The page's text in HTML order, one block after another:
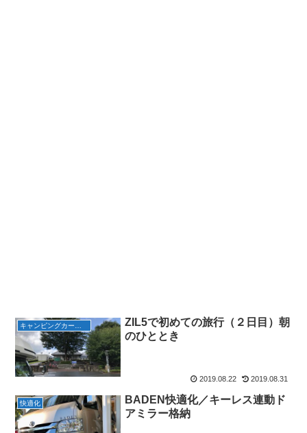
ZIL5で初めての旅行（２日目）朝
のひととき
2019.08.22 2019.08.31
快適化
BADEN快適化／キーレス連動ド
アミラー格納